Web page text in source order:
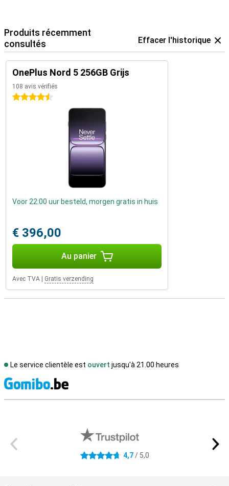
Produits récemment
consultés
Effacer l'historique
OnePlus Nord 5 256GB Grijs
108 avis vérifiés
4.5 étoiles
Voor 22:00 uur besteld, morgen gratis in huis
€ 396,00
Au panier
Avec TVA Gratis verzending
Le service clientèle est ouvert jusqu'à 21.00 heures
4.7 étoiles 4,7/ 5,0